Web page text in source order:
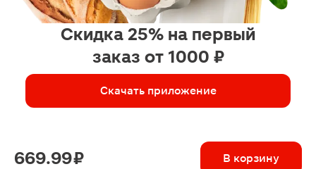
Скидка 25% на первый
заказ от 1000 ₽
Скачать приложение
669.99 ₽ В корзину